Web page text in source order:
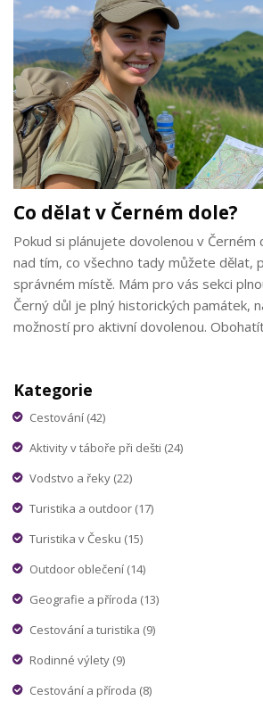
Co dělat v Černém dole?
Pokud si plánujete dovolenou v Černém
nad tím, co všechno tady můžete dělat,
správném místě. Mám pro vás sekci
Černý důl je plný historických památek,
možností pro aktivní dovolenou.
Kategorie
Cestování (42)
Aktivity v táboře při dešti (24)
Vodstvo a řeky (22)
Turistika a outdoor (17)
Turistika v Česku (15)
Outdoor oblečení (14)
Geografie a příroda (13)
Cestování a turistika (9)
Rodinné výlety (9)
Cestování a příroda (8)